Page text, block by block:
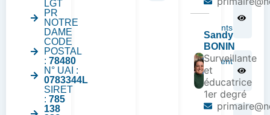
correspondants
Règlement
pôle
médical
Sandy
BONIN
Surveillante
et
éducatrice
1er degré
LGT
PR
NOTRE
DAME
CODE
POSTAL
: 78480
N° UAI :
0783344L
SIRET
: 785
138